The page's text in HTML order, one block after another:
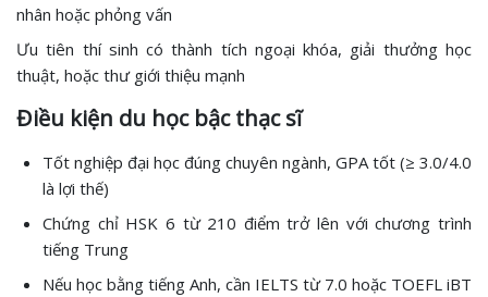
nhân hoặc phỏng vấn
Ưu tiên thí sinh có thành tích ngoại khóa, giải thưởng học
thuật, hoặc thư giới thiệu mạnh
Điều kiện du học bậc thạc sĩ
Tốt nghiệp đại học đúng chuyên ngành, GPA tốt (≥ 3.0/4.0
là lợi thế)
Chứng chỉ HSK 6 từ 210 điểm trở lên với chương trình
tiếng Trung
Nếu học bằng tiếng Anh, cần IELTS từ 7.0 hoặc TOEFL iBT